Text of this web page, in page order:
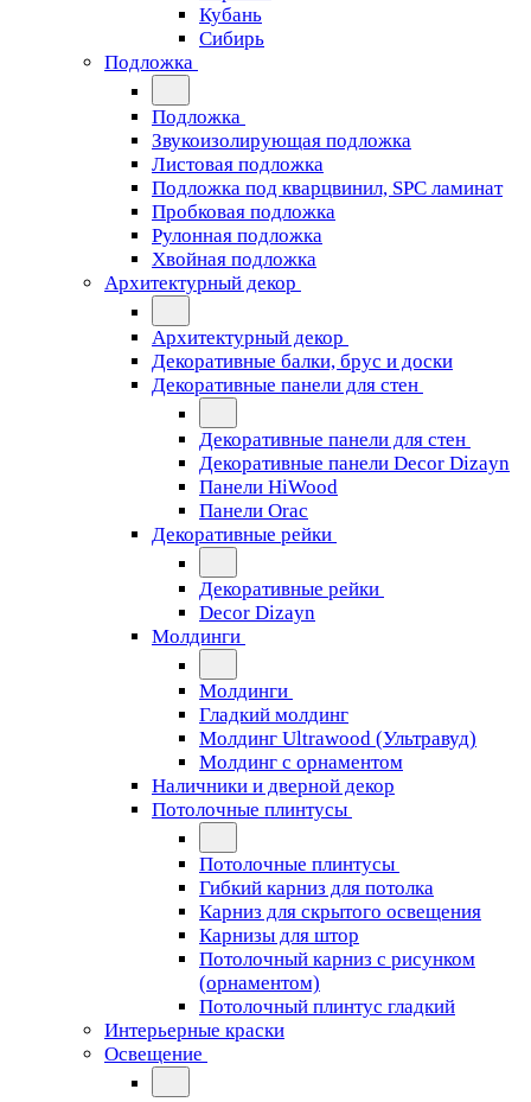
Кубань
Сибирь
Подложка
Подложка
Звукоизолирующая подложка
Листовая подложка
Подложка под кварцвинил, SPC ламинат
Пробковая подложка
Рулонная подложка
Хвойная подложка
Архитектурный декор
Архитектурный декор
Декоративные балки, брус и доски
Декоративные панели для стен
Декоративные панели для стен
Декоративные панели Decor Dizayn
Панели HiWood
Панели Orac
Декоративные рейки
Декоративные рейки
Decor Dizayn
Молдинги
Молдинги
Гладкий молдинг
Молдинг Ultrawood (Ультравуд)
Молдинг с орнаментом
Наличники и дверной декор
Потолочные плинтусы
Потолочные плинтусы
Гибкий карниз для потолка
Карниз для скрытого освещения
Карнизы для штор
Потолочный карниз с рисунком
(орнаментом)
Потолочный плинтус гладкий
Интерьерные краски
Освещение